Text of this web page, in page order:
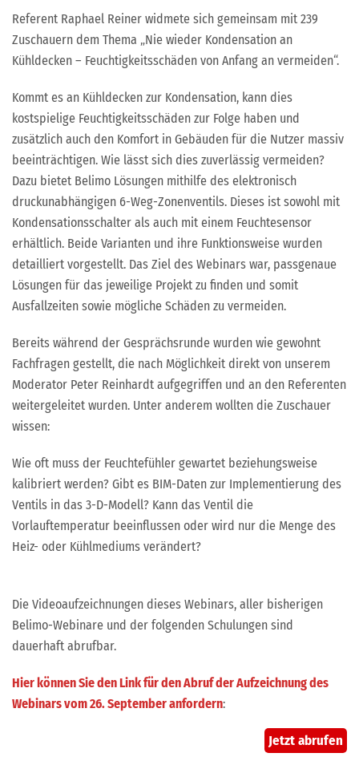
Referent Raphael Reiner widmete sich gemeinsam mit 239
Zuschauern dem Thema „Nie wieder Kondensation an
Kühldecken – Feuchtigkeitsschäden von Anfang an vermeiden“.
Kommt es an Kühldecken zur Kondensation, kann dies
kostspielige Feuchtigkeitsschäden zur Folge haben und
zusätzlich auch den Komfort in Gebäuden für die Nutzer massiv
beeinträchtigen. Wie lässt sich dies zuverlässig vermeiden?
Dazu bietet Belimo Lösungen mithilfe des elektronisch
druckunabhängigen 6-Weg-Zonenventils. Dieses ist sowohl mit
Kondensationsschalter als auch mit einem Feuchtesensor
erhältlich. Beide Varianten und ihre Funktionsweise wurden
detailliert vorgestellt. Das Ziel des Webinars war, passgenaue
Lösungen für das jeweilige Projekt zu finden und somit
Ausfallzeiten sowie mögliche Schäden zu vermeiden.
Bereits während der Gesprächsrunde wurden wie gewohnt
Fachfragen gestellt, die nach Möglichkeit direkt von unserem
Moderator Peter Reinhardt aufgegriffen und an den Referenten
weitergeleitet wurden. Unter anderem wollten die Zuschauer
wissen:
Wie oft muss der Feuchtefühler gewartet beziehungsweise
kalibriert werden? Gibt es BIM-Daten zur Implementierung des
Ventils in das 3-D-Modell? Kann das Ventil die
Vorlauftemperatur beeinflussen oder wird nur die Menge des
Heiz- oder Kühlmediums verändert?
Die Videoaufzeichnungen dieses Webinars, aller bisherigen
Belimo-Webinare und der folgenden Schulungen sind
dauerhaft abrufbar.
Hier können Sie den Link für den Abruf der Aufzeichnung des
Webinars vom 26. September anfordern:
Jetzt abrufen